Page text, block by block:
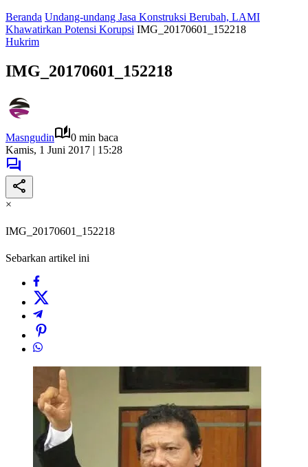
Beranda Undang-undang Jasa Konstruksi Berubah, LAMI
Khawatirkan Potensi Korupsi IMG_20170601_152218
Hukrim
IMG_20170601_152218
Masngudin
0 min baca
Kamis, 1 Juni 2017 | 15:28
×
IMG_20170601_152218
Sebarkan artikel ini